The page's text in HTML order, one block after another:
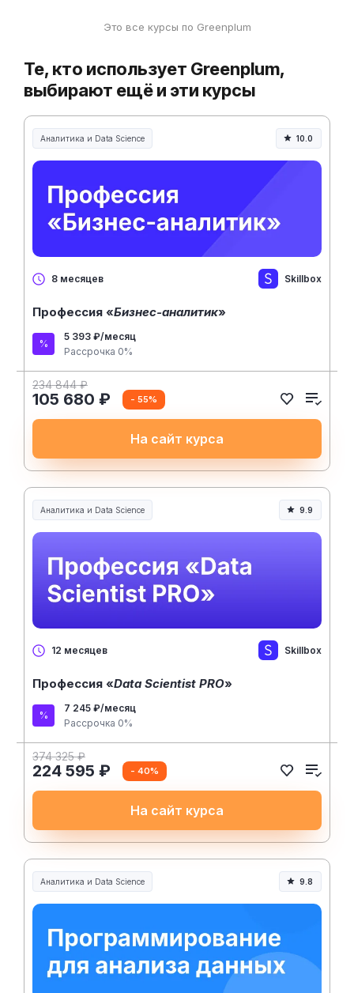
Это все курсы по Greenplum
Те, кто использует Greenplum,
выбирают ещё и эти курсы
Аналитика и Data Science 10.0
8 месяцев Skillbox
Профессия «Бизнес-аналитик»
5 393 ₽/месяц
Рассрочка 0%
234 844 ₽
105 680 ₽ - 55%
На сайт курса
Аналитика и Data Science 9.9
12 месяцев Skillbox
Профессия «Data Scientist PRO»
7 245 ₽/месяц
Рассрочка 0%
374 325 ₽
224 595 ₽ - 40%
На сайт курса
Аналитика и Data Science 9.8